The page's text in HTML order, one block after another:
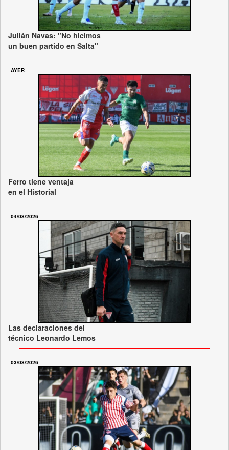
Julián Navas: "No hicimos
un buen partido en Salta"
AYER
Ferro tiene ventaja
en el Historial
04/08/2026
Las declaraciones del
técnico Leonardo Lemos
03/08/2026